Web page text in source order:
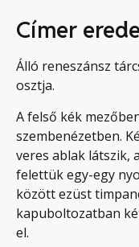
Címer
Álló reneszánsz
osztja.
A felső kék
szembenézetben.
veres ablak látszik,
felettük egy-egy
között ezüst
kapuboltozatban
el.